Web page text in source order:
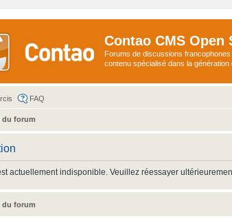
Contao CMS Open
Forums de discussions
contenu spécialisé dans la
FAQ
du forum
actuellement indisponible. Veuillez réessayer
du forum